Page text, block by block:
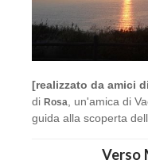
[realizzato da amici
di Rosa , un'amica di
guida alla scoperta
Verso